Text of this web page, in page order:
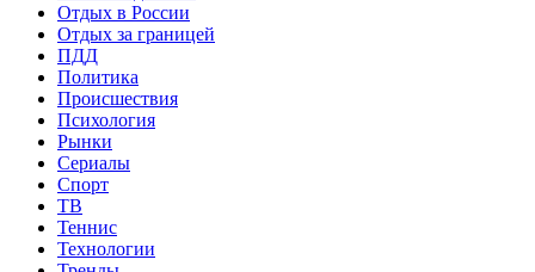
Отдых в России
Отдых за границей
ПДД
Политика
Происшествия
Психология
Рынки
Сериалы
Спорт
ТВ
Теннис
Технологии